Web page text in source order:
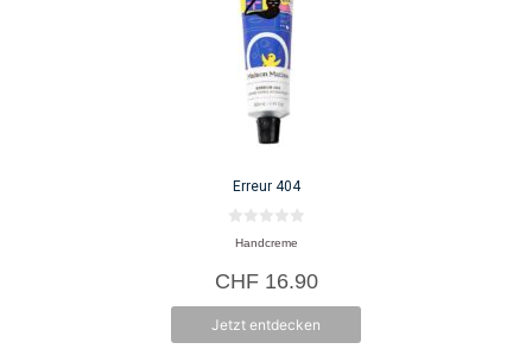
Erreur 404
n
5
Handcreme
CHF16.90
Jetzt entdecken